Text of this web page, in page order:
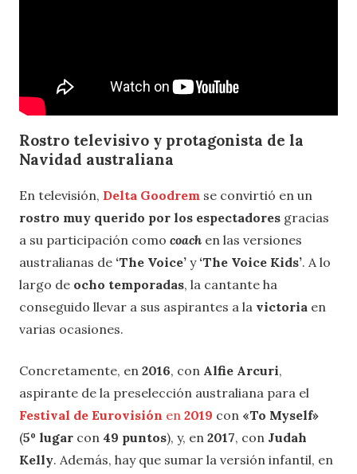
Rostro televisivo y protagonista de la
Navidad australiana
En televisión, Delta Goodrem se convirtió en un
rostro muy querido por los espectadores gracias
a su participación como coach en las versiones
australianas de ‘The Voice’ y ‘The Voice Kids’. A lo
largo de ocho temporadas, la cantante ha
conseguido llevar a sus aspirantes a la victoria en
varias ocasiones.
Concretamente, en 2016, con Alfie Arcuri,
aspirante de la preselección australiana para el
Festival de Eurovisión en 2019 con «To Myself»
(5º lugar con 49 puntos), y, en 2017, con Judah
Kelly. Además, hay que sumar la versión infantil, en